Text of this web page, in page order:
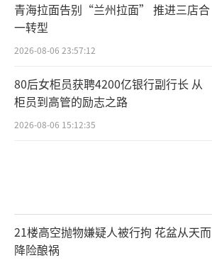
青海拉面告别“兰州拉面” 推进三店合
一转型
2026-08-06 23:57:12
80后女柜员获聘4200亿银行副行长 从
柜员到高管的励志之路
2026-08-06 15:12:35
21楼高空抛物嫌疑人被行拘 花盆从天而
降险酿祸